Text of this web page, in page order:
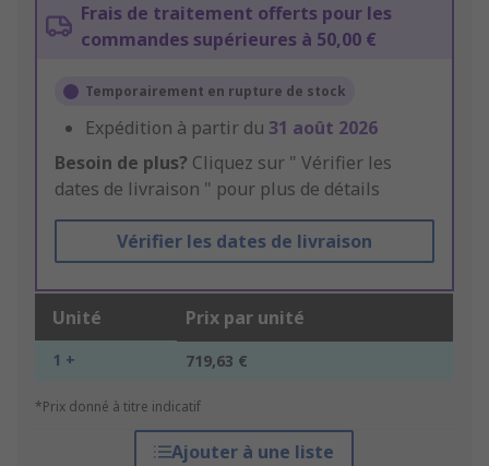
Frais de traitement offerts pour les
commandes supérieures à 50,00 €
Temporairement en rupture de stock
Expédition à partir du 31 août 2026
Besoin de plus? Cliquez sur " Vérifier les
dates de livraison " pour plus de détails
Vérifier les dates de livraison
Unité Prix par unité
1 + 719,63 €
*Prix donné à titre indicatif
Ajouter à une liste